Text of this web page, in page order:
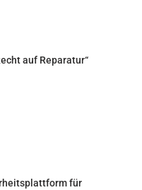
auf Reparatur“
für